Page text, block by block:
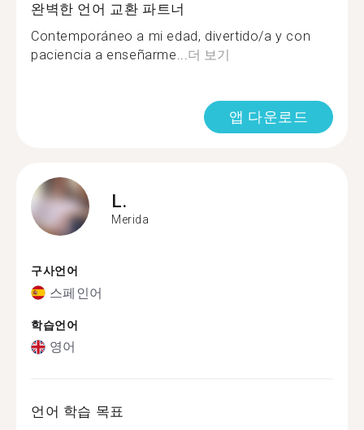
완벽한 언어 교환 파트너
Contemporáneo a mi edad, divertido/a y con
paciencia a enseñarme...더 보기
앱 다운로드
L.
Merida
구사언어
스페인어
학습언어
영어
언어 학습 목표